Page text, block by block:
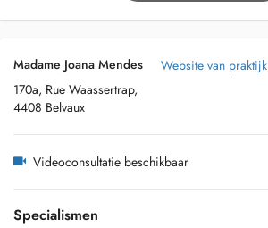
Madame Joana Mendes
170a, Rue Waassertrap,
4408 Belvaux
Website van praktijk
Videoconsultatie beschikbaar
Specialismen